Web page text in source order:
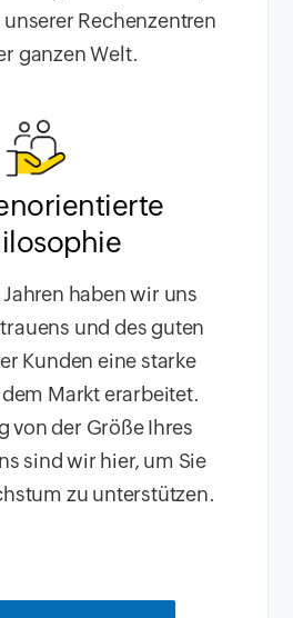
Rechenzentren
ganzen Welt.
haben wir uns
und des guten
Kunden eine starke
Markt erarbeitet.
von der Größe Ihres
sind wir hier, um Sie
zu unterstützen.